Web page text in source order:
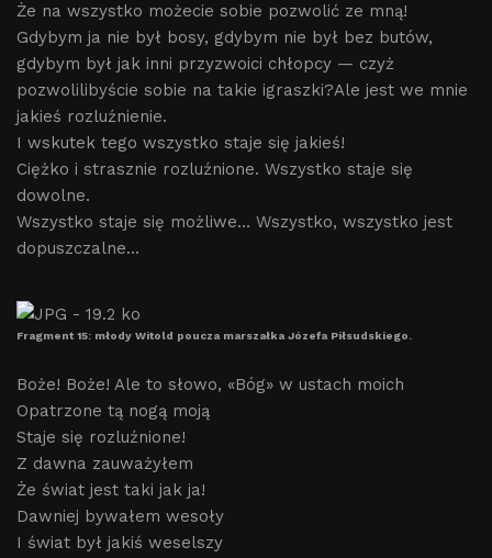
Że na wszystko możecie sobie pozwolić ze mną!
Gdybym ja nie był bosy, gdybym nie był bez butów,
gdybym był jak inni przyzwoici chłopcy — czyż
pozwolilibyście sobie na takie igraszki?Ale jest we mnie
jakieś rozluźnienie.
I wskutek tego wszystko staje się jakieś!
Ciężko i strasznie rozluźnione. Wszystko staje się
dowolne.
Wszystko staje się możliwe... Wszystko, wszystko jest
dopuszczalne...
Fragment 15: młody Witold poucza marszałka Józefa Piłsudskiego.
Boże! Boże! Ale to słowo, «Bóg» w ustach moich
Opatrzone tą nogą moją
Staje się rozluźnione!
Z dawna zauważyłem
Że świat jest taki jak ja!
Dawniej bywałem wesoły
I świat był jakiś weselszy